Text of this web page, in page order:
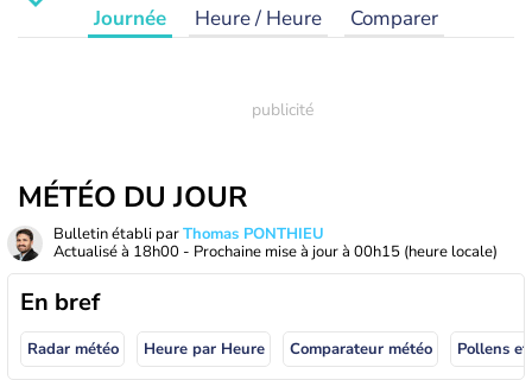
Journée Heure / Heure Comparer
MÉTÉO DU JOUR
Bulletin établi parThomas PONTHIEU
Actualisé à 18h00 - Prochaine mise à jour à 00h15 (heure locale)
En bref
Radar météo Heure par Heure Comparateur météo Pollens